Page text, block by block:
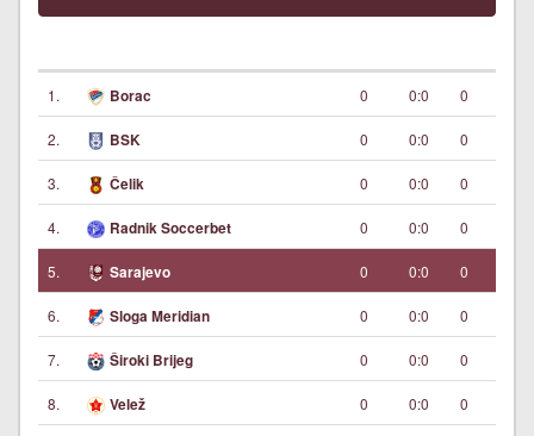
1. Borac 0 0:0 0
2. BSK 0 0:0 0
3. Čelik 0 0:0 0
4. Radnik Soccerbet 0 0:0 0
5. Sarajevo 0 0:0 0
6. Sloga Meridian 0 0:0 0
7. Široki Brijeg 0 0:0 0
8. Velež 0 0:0 0